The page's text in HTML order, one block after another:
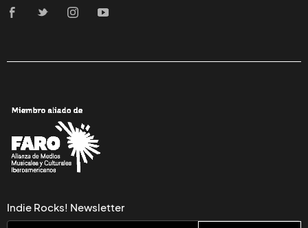
Indie Rocks! Newsletter